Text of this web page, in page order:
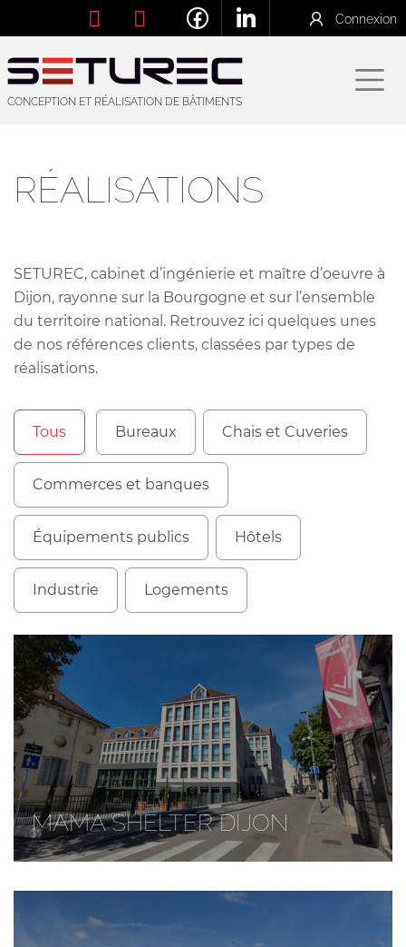
Connexion
CONCEPTION ET RÉALISATION DE BÂTIMENTS
RÉALISATIONS
SETUREC, cabinet d’ingénierie et maître d’oeuvre à
Dijon, rayonne sur la Bourgogne et sur l’ensemble
du territoire national. Retrouvez ici quelques unes
de nos références clients, classées par types de
réalisations.
Tous Bureaux Chais et Cuveries
Commerces et banques
Équipements publics Hôtels
Industrie Logements
MAMA SHELTER DIJON